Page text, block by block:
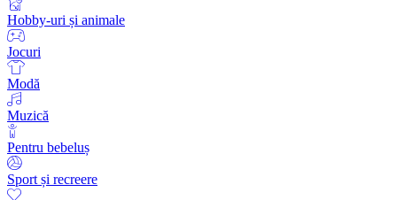
Hobby-uri și animale
Jocuri
Modă
Muzică
Pentru bebeluș
Sport și recreere